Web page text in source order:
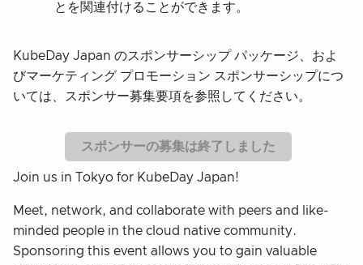
とを関連付けることができます。
KubeDay Japan のスポンサーシップ パッケージ、およ
びマーケティング プロモーション スポンサーシップにつ
いては、スポンサー募集要項を参照してください。
スポンサーの募集は終了しました
Join us in Tokyo for KubeDay Japan!
Meet, network, and collaborate with peers and like-
minded people in the cloud native community.
Sponsoring this event allows you to gain valuable